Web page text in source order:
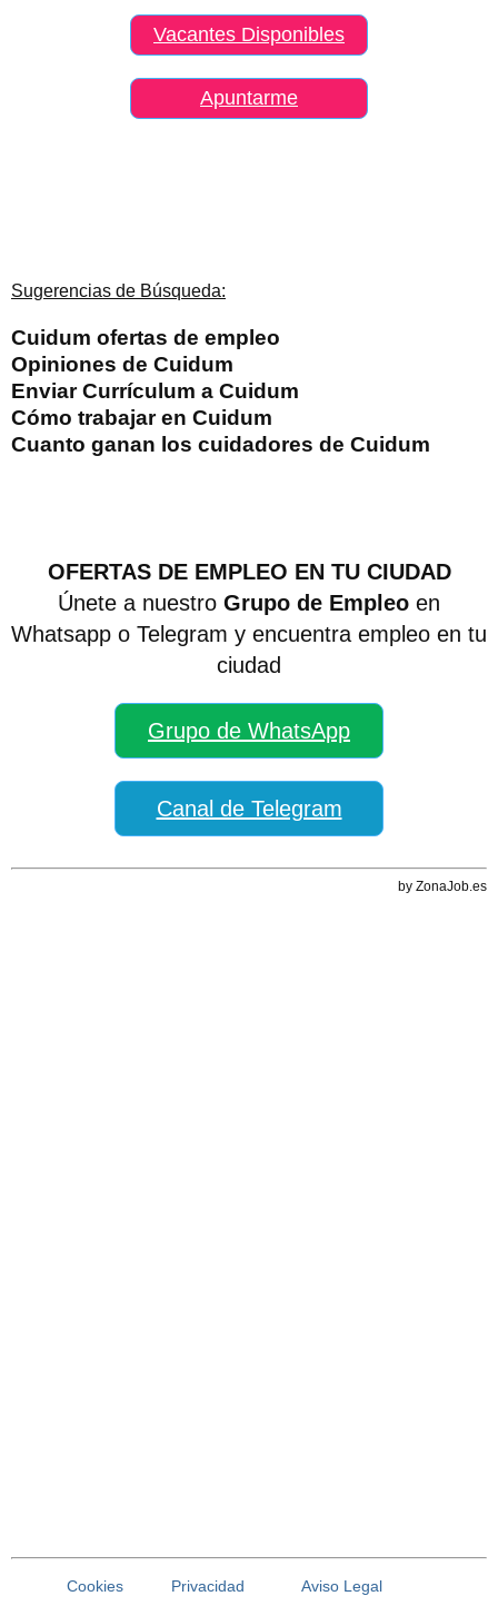
Vacantes Disponibles
Apuntarme
Sugerencias de Búsqueda:
Cuidum ofertas de empleo
Opiniones de Cuidum
Enviar Currículum a Cuidum
Cómo trabajar en Cuidum
Cuanto ganan los cuidadores de Cuidum
OFERTAS DE EMPLEO EN TU CIUDAD
Únete a nuestro Grupo de Empleo en
Whatsapp o Telegram y encuentra empleo en tu
ciudad
Grupo de WhatsApp
Canal de Telegram
by ZonaJob.es
Cookies Privacidad Aviso Legal